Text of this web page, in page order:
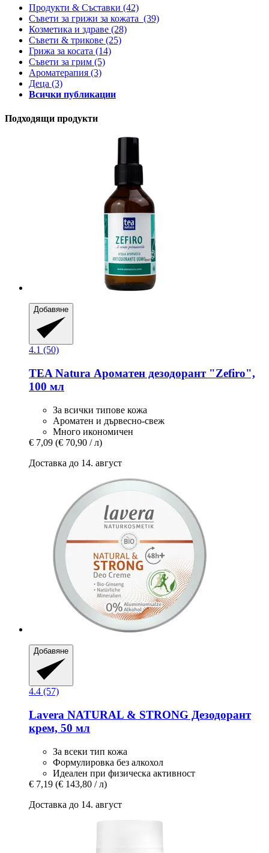
Продукти & Съставки (42)
Съвети за грижи за кожата (39)
Козметика и здраве (28)
Съвети & трикове (25)
Грижа за косата (14)
Съвети за грим (5)
Ароматерапия (3)
Деца (3)
Всички публикации
Подходящи продукти
Добавяне
4.1 (50)
TEA Natura Ароматен дезодорант "Zefiro",
100 мл
За всички типове кожа
Ароматен и дървесно-свеж
Много икономичен
€ 7,09 (€ 70,90 / л)
Доставка до 14. август
Добавяне
4.4 (57)
Lavera NATURAL & STRONG Дезодорант
крем, 50 мл
За всеки тип кожа
Формулировка без алкохол
Идеален при физическа активност
€ 7,19 (€ 143,80 / л)
Доставка до 14. август